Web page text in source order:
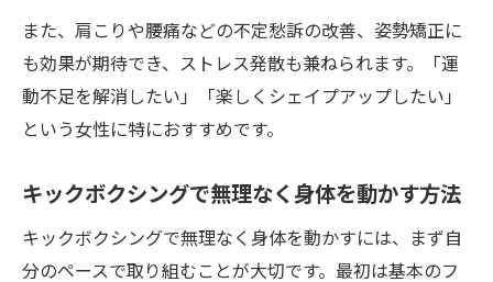
また、肩こりや腰痛などの不定愁訴の改善、姿勢矯正に
も効果が期待でき、ストレス発散も兼ねられます。「運
動不足を解消したい」「楽しくシェイプアップしたい」
という女性に特におすすめです。
キックボクシングで無理なく身体を動かす方法
キックボクシングで無理なく身体を動かすには、まず自
分のペースで取り組むことが大切です。最初は基本のフ